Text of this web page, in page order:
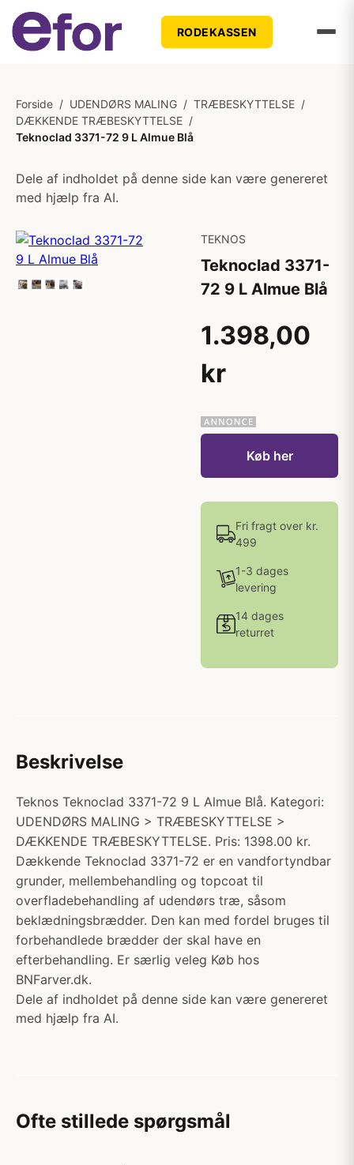
RODEKASSEN
Forside / UDENDØRS MALING / TRÆBESKYTTELSE /
DÆKKENDE TRÆBESKYTTELSE /
Teknoclad 3371-72 9 L Almue Blå
Dele af indholdet på denne side kan være genereret
med hjælp fra AI.
TEKNOS
Teknoclad 3371-
72 9 L Almue Blå
1.398,00
kr
Køb her
Fri fragt over kr.
499
1-3 dages
levering
14 dages
returret
Beskrivelse
Teknos Teknoclad 3371-72 9 L Almue Blå. Kategori:
UDENDØRS MALING > TRÆBESKYTTELSE >
DÆKKENDE TRÆBESKYTTELSE. Pris: 1398.00 kr.
Dækkende Teknoclad 3371-72 er en vandfortyndbar
grunder, mellembehandling og topcoat til
overfladebehandling af udendørs træ, såsom
beklædningsbrædder. Den kan med fordel bruges til
forbehandlede brædder der skal have en
efterbehandling. Er særlig veleg Køb hos
BNFarver.dk.
Dele af indholdet på denne side kan være genereret
med hjælp fra AI.
Ofte stillede spørgsmål